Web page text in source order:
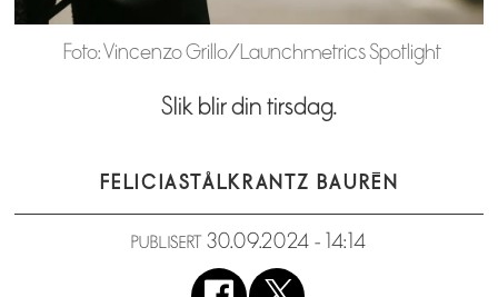
Foto: Vincenzo Grillo/Launchmetrics Spotlight
Slik blir din tirsdag.
FELICIASTÅLKRANTZ BAURÉN
PUBLISERT 30.09.2024 - 14:14